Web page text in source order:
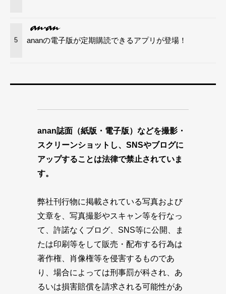
5 ananの電子版が定期購読できるアプリが登場！
anan誌面（紙版・電子版）などを撮影・
スクリーンショットし、SNSやブログに
アップすることは法律で禁止されていま
す。
弊社刊行物に掲載されている写真および
文章を、写真撮影やスキャン等を行なっ
て、許諾なくブログ、SNS等に公開、ま
たは印刷等をして販売・配布する行為は
著作権、肖像権等を侵害するものであ
り、場合によっては刑事罰が科され、あ
るいは損害賠償を請求される可能性があ